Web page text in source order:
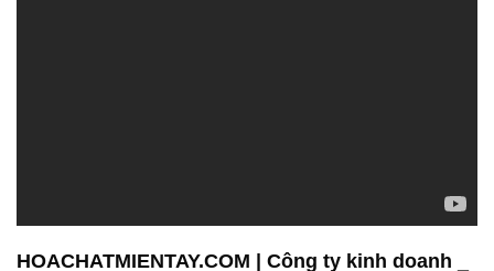
Công ty Hóa Chất Đắc Trường Phát là một doanh
nghiệp hàng đầu trong lĩnh vực bán và phân phối
hóa chất. Với hơn một thập kỷ hoạt động, chúng tôi